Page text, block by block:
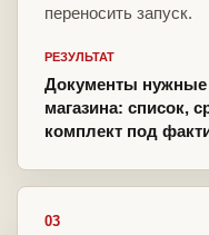
переносить запуск.
РЕЗУЛЬТАТ
Документы нужные
магазина: список,
комплект под
03